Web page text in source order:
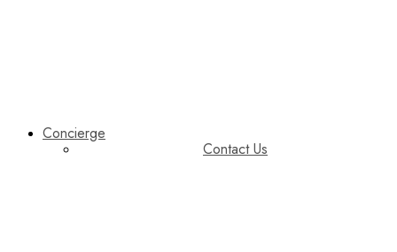
Concierge
Contact Us